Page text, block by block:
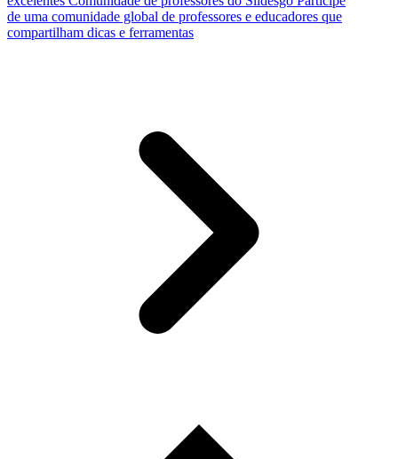
de uma comunidade global de professores e educadores que
compartilham dicas e ferramentas